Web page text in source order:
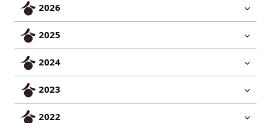
2026
2025
2024
2023
2022